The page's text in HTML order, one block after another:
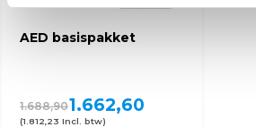
AED basispakket
1.688,901.662,60
(1.812,23 Incl. btw)